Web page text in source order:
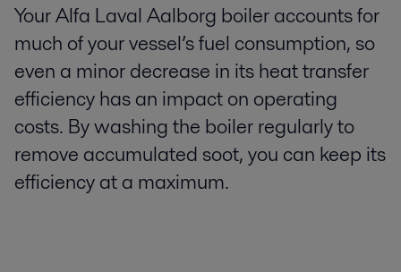
Your Alfa Laval Aalborg boiler accounts for
much of your vessel’s fuel consumption, so
even a minor decrease in its heat transfer
efficiency has an impact on operating
costs. By washing the boiler regularly to
remove accumulated soot, you can keep its
efficiency at a maximum.